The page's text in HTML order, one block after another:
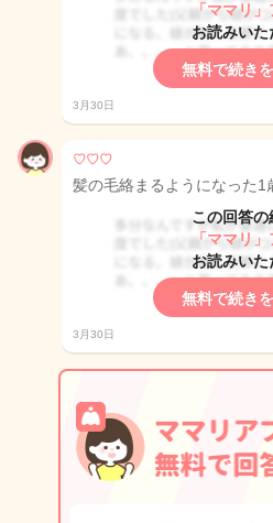
「ママリ」
お読みいた
無料で続き
3月30日
♡♡♡
髪の毛絡まるようになった1
この回答の
「ママリ」
お読みいた
無料で続き
3月30日